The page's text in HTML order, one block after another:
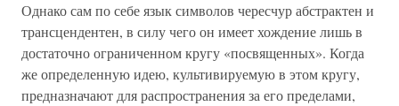
Однако сам по себе язык символов чересчур абстрактен и
трансцендентен, в силу чего он имеет хождение лишь в
достаточно ограниченном кругу «посвященных». Когда
же определенную идею, культивируемую в этом кругу,
предназначают для распространения за его пределами,